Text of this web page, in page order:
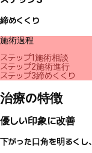
締めくくり
施術過程
ステップ1施術相談
ステップ2施術進行
ステップ3締めくくり
治療の特徴
優しい印象に改善
下がった口角を明るくし